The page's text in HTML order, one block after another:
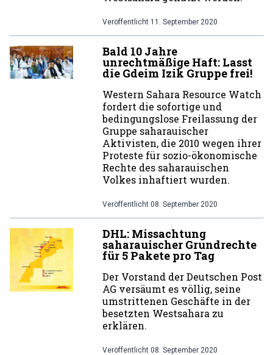
Veröffentlicht 11. September 2020
Bald 10 Jahre
unrechtmäßige Haft: Lasst
die Gdeim Izik Gruppe frei!
Western Sahara Resource Watch
fordert die sofortige und
bedingungslose Freilassung der
Gruppe saharauischer
Aktivisten, die 2010 wegen ihrer
Proteste für sozio-ökonomische
Rechte des saharauischen
Volkes inhaftiert wurden.
Veröffentlicht 08. September 2020
DHL: Missachtung
saharauischer Grundrechte
für 5 Pakete pro Tag
Der Vorstand der Deutschen Post
AG versäumt es völlig, seine
umstrittenen Geschäfte in der
besetzten Westsahara zu
erklären.
Veröffentlicht 08. September 2020